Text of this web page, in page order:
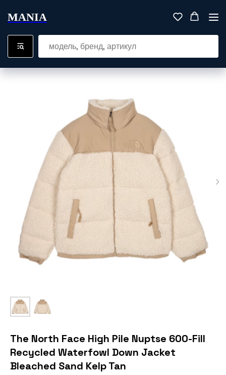
MANIA
The North Face High Pile Nuptse 600-Fill
Recycled Waterfowl Down Jacket
Bleached Sand Kelp Tan